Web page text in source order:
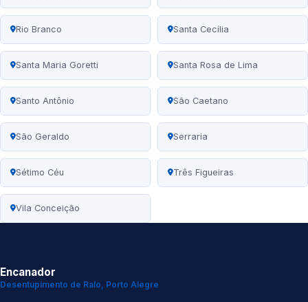
Rio Branco Santa Cecília
Santa Maria Goretti Santa Rosa de Lima
Santo Antônio São Caetano
São Geraldo Serraria
Sétimo Céu Três Figueiras
Vila Conceição
Encanador
Desentupimento de Ralo, Porto Alegre